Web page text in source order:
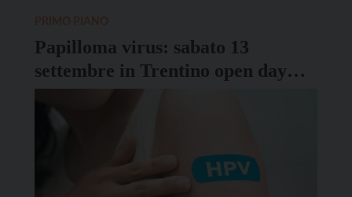
Papilloma virus: sabato 13
settembre in Trentino open day
per il vaccino